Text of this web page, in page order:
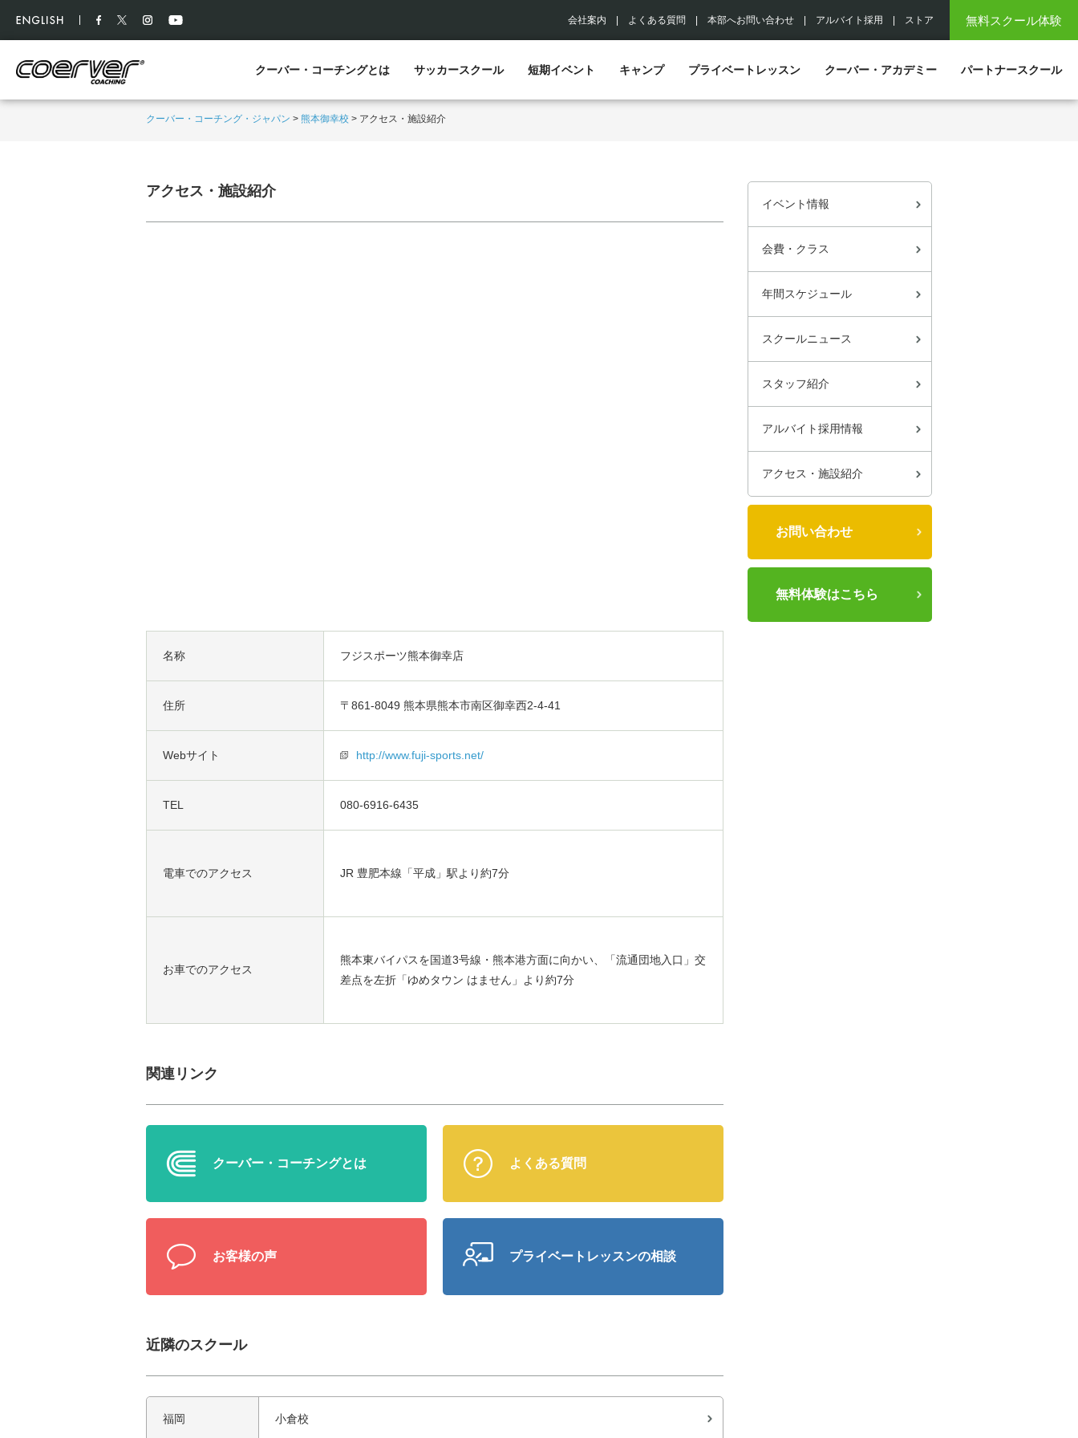
無料スクール体験
会社案内 よくある質問 本部へお問い合わせ アルバイト採用 ストア
クーバー・コーチングとは サッカースクール 短期イベント キャンプ プライベートレッスン クーバー・アカデミー パートナースクール
クーバー・コーチング・ジャパン > 熊本御幸校 > アクセス・施設紹介
アクセス・施設紹介
名称 フジスポーツ熊本御幸店
住所 〒861-8049 熊本県熊本市南区御幸西2-4-41
Webサイト http://www.fuji-sports.net/
TEL 080-6916-6435
電車でのアクセス JR 豊肥本線「平成」駅より約7分
お車でのアクセス
熊本東バイパスを国道3号線・熊本港方面に向かい、「流通団地入口」交
差点を左折「ゆめタウン はません」より約7分
関連リンク
クーバー・ コーチングとは よくある質問
お客様の声 プライベート レッスンの相談
近隣のスクール
福岡 小倉校
イベント情報
会費・クラス
年間スケジュール
スクールニュース
スタッフ紹介
アルバイト採用情報
アクセス・施設紹介
お問い合わせ
無料体験はこちら